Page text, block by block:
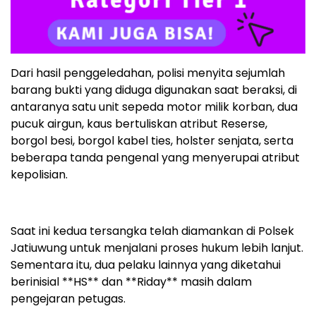
Dari hasil penggeledahan, polisi menyita sejumlah
barang bukti yang diduga digunakan saat beraksi, di
antaranya satu unit sepeda motor milik korban, dua
pucuk airgun, kaus bertuliskan atribut Reserse,
borgol besi, borgol kabel ties, holster senjata, serta
beberapa tanda pengenal yang menyerupai atribut
kepolisian.
Saat ini kedua tersangka telah diamankan di Polsek
Jatiuwung untuk menjalani proses hukum lebih lanjut.
Sementara itu, dua pelaku lainnya yang diketahui
berinisial **HS** dan **Riday** masih dalam
pengejaran petugas.